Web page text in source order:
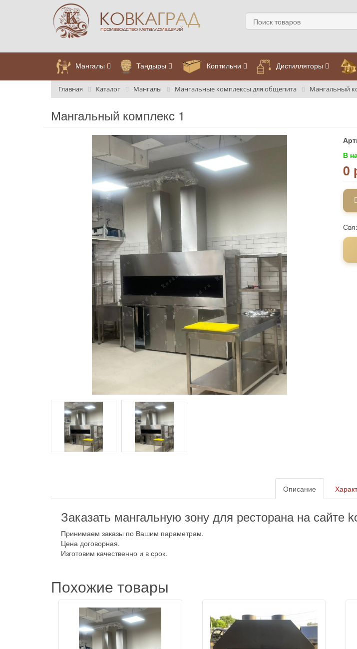
Мангалы Тандыры Коптильни Дистилляторы
Главная Каталог Мангалы Мангальные комплексы для общепита Мангальный
Мангальный комплекс 1
В
0
Описание
Заказать мангальную зону для ресторана на сайте
Принимаем заказы по Вашим параметрам.
Цена договорная.
Изготовим качественно и в срок.
Похожие товары